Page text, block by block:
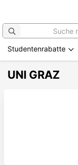
Studentenrabatte
UNI GRAZ